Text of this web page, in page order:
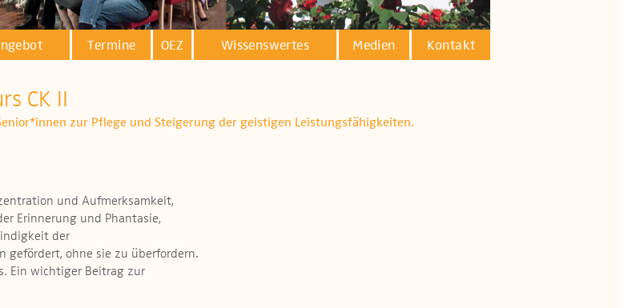
Termine OEZ Wissenswertes Medien Kontakt
CK II
zur Pflege und Steigerung der geistigen Leistungsfähigkeiten.
und Aufmerksamkeit,
Erinnerung und Phantasie,
der
gefördert, ohne sie zu überfordern.
Ein wichtiger Beitrag zur